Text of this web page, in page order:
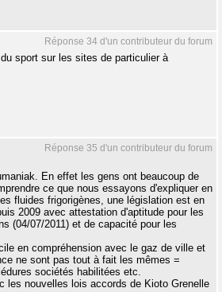
Réponse 34 d'un contributeur du forum
sport sur les sites de particulier à
Réponse 35 d'un contributeur du forum
En effet les gens ont beaucoup de
ce que nous essayons d'expliquer en
fluides frigorigènes, une législation est en
2009 avec attestation d'aptitude pour les
(04/07/2011) et de capacité pour les
en compréhension avec le gaz de ville et
ne sont pas tout à fait les mêmes =
sociétés habilitées etc.
les nouvelles lois accords de Kioto Grenelle